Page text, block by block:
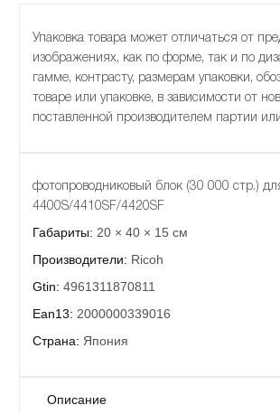
Упаковка товара может отличаться от
изображениях, как по форме, так и по
гамме, контрасту, размерам упаковки,
товаре или упаковке, в зависимости от
поставленной производителем партии
фотопроводниковый блок (30 000 стр.)
4400S/4410SF/4420SF
Габариты: 20 × 40 × 15 см
Производители: Ricoh
Gtin: 4961311870811
Ean13: 2000000339016
Страна: Япония
Описание